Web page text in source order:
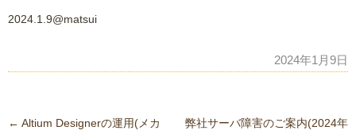
2024.1.9@matsui
2024年1月9日
投
← Altium Designerの運用(メカ
弊社サーバ障害のご案内(2024年